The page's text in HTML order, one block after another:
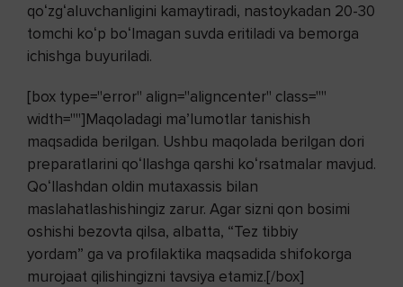
qoʻzgʻaluvchanligini kamaytiradi, nastoykadan 20-30
tomchi koʻp boʻlmagan suvda eritiladi va bemorga
ichishga buyuriladi.
[box type="error" align="aligncenter" class=""
width=""]Maqoladagi maʼlumotlar tanishish
maqsadida berilgan. Ushbu maqolada berilgan dori
preparatlarini qoʻllashga qarshi koʻrsatmalar mavjud.
Qoʻllashdan oldin mutaxassis bilan
maslahatlashishingiz zarur. Agar sizni qon bosimi
oshishi bezovta qilsa, albatta, “Tez tibbiy
yordam” ga va profilaktika maqsadida shifokorga
murojaat qilishingizni tavsiya etamiz.[/box]